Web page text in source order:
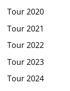
Tour 2020
Tour 2021
Tour 2022
Tour 2023
Tour 2024